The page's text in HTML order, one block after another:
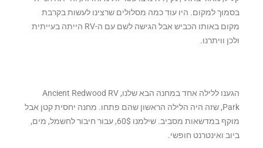
בסמוך למקום. היו עוד כמה מסלולים שרצינו לעשות בקרבת
מקום באותו הכביש אבל הגישה לשם עם ה-RV הייתה בעייתית
ולכן וויתרנו.
הגענו ללילה אחד במחנה הבא שלנו, Ancient Redwood RV
Park, שזה היה הלילה הראשון שהם פתחו. מחנה יחסית קטן אבל
מוקף במדשאות מסביב. שילמנו 60$, עבור חיבור לחשמל, מים,
ביוב ואינטרנט חופשי.